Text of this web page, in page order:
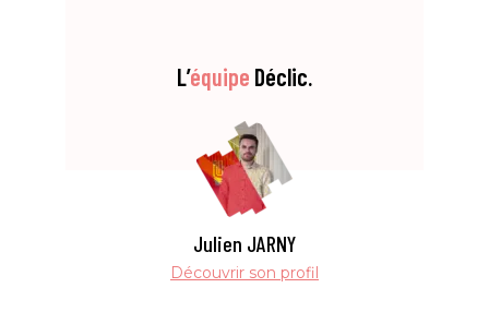
L’équipe Déclic.
Julien JARNY
Découvrir son profil